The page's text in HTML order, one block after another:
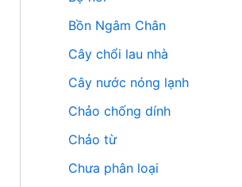
Bồn Ngâm Chân
Cây chổi lau nhà
Cây nước nóng lạnh
Chảo chống dính
Chảo từ
Chưa phân loại